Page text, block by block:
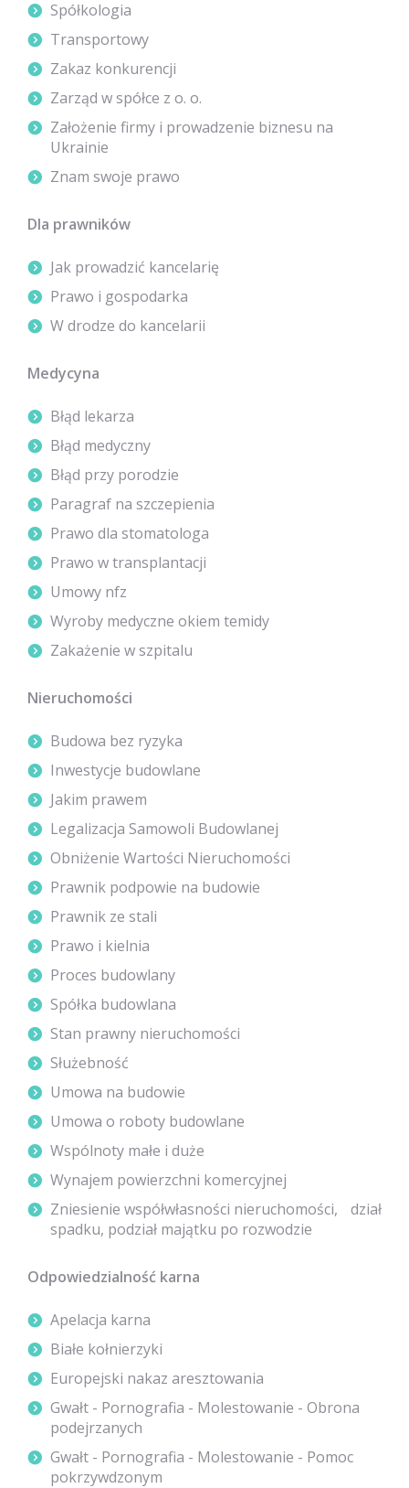
Spółkologia
Transportowy
Zakaz konkurencji
Zarząd w spółce z o. o.
Założenie firmy i prowadzenie biznesu na
Ukrainie
Znam swoje prawo
Dla prawników
Jak prowadzić kancelarię
Prawo i gospodarka
W drodze do kancelarii
Medycyna
Błąd lekarza
Błąd medyczny
Błąd przy porodzie
Paragraf na szczepienia
Prawo dla stomatologa
Prawo w transplantacji
Umowy nfz
Wyroby medyczne okiem temidy
Zakażenie w szpitalu
Nieruchomości
Budowa bez ryzyka
Inwestycje budowlane
Jakim prawem
Legalizacja Samowoli Budowlanej
Obniżenie Wartości Nieruchomości
Prawnik podpowie na budowie
Prawnik ze stali
Prawo i kielnia
Proces budowlany
Spółka budowlana
Stan prawny nieruchomości
Służebność
Umowa na budowie
Umowa o roboty budowlane
Wspólnoty małe i duże
Wynajem powierzchni komercyjnej
Zniesienie współwłasności nieruchomości, dział
spadku, podział majątku po rozwodzie
Odpowiedzialność karna
Apelacja karna
Białe kołnierzyki
Europejski nakaz aresztowania
Gwałt - Pornografia - Molestowanie - Obrona
podejrzanych
Gwałt - Pornografia - Molestowanie - Pomoc
pokrzywdzonym